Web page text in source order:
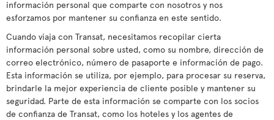
información personal que comparte con nosotros y nos
esforzamos por mantener su confianza en este sentido.
Cuando viaja con Transat, necesitamos recopilar cierta
información personal sobre usted, como su nombre, dirección de
correo electrónico, número de pasaporte e información de pago.
Esta información se utiliza, por ejemplo, para procesar su reserva,
brindarle la mejor experiencia de cliente posible y mantener su
seguridad. Parte de esta información se comparte con los socios
de confianza de Transat, como los hoteles y los agentes de